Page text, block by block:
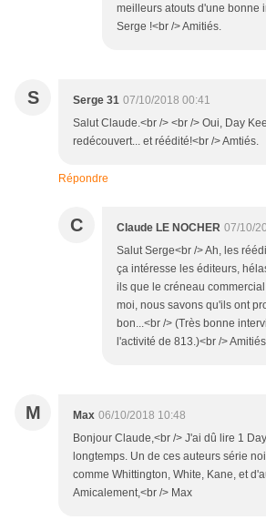
meilleurs atouts d'une bonne
Serge !<br /> Amitiés.
S Serge 31 07/10/2018 00:41
Salut Claude.<br /> <br /> Oui, Day
redécouvert... et réédité!<br /> Amtiés.
Répondre
C Claude LE NOCHER 07/10/
Salut Serge<br /> Ah, les
ça intéresse les éditeurs,
ils que le créneau
moi, nous savons qu'ils ont
bon...<br /> (Très bonne
l'activité de 813.)<br />
M Max 06/10/2018 10:48
Bonjour Claude,<br /> J'ai dû lire 1
longtemps. Un de ces auteurs série
comme Whittington, White, Kane, et
Amicalement,<br /> Max